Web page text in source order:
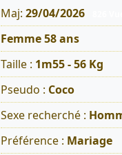
Maj: 29/04/2026
Femme 58 ans
Taille : 1m55 - 56 Kg
Pseudo : Coco
Sexe recherché :
Préférence : Mariage